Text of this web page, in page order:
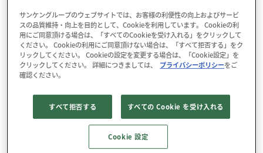
サンケングループのウェブサイトでは、お客様の利便性の向上およびサービ
スの品質維持・向上を目的として、Cookieを利用しています。 Cookieの利
用にご同意頂ける場合は、「すべてのCookieを受け入れる」をクリックして
ください。 Cookieの利用にご同意頂けない場合は、「すべて拒否する」をク
リックしてください。 Cookieの設定を変更する場合は、「Cookie設定」を
クリックしてください。 詳細につきましては、
プライバシーポリシーをご
確認ください。
すべて拒否する すべての Cookie を受け入れる
Cookie 設定